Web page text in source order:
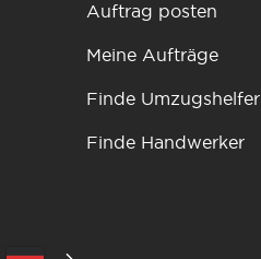
Auftrag posten
Meine Aufträge
Finde Umzugshelfer
Finde Handwerker